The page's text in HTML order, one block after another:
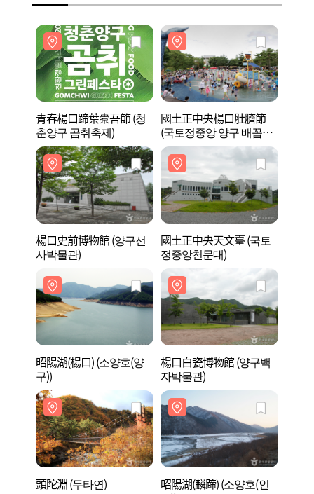
青春楊口蹄葉橐吾節 (청
춘양구 곰취축제)
國土正中央楊口肚臍節
(국토정중앙 양구 배꼽축
제)
楊口史前博物館 (양구선
사박물관)
國土正中央天文臺 (국토
정중앙천문대)
昭陽湖(楊口) (소양호(양
구))
楊口白瓷博物館 (양구백
자박물관)
頭陀淵 (두타연)
昭陽湖(麟蹄) (소양호(인